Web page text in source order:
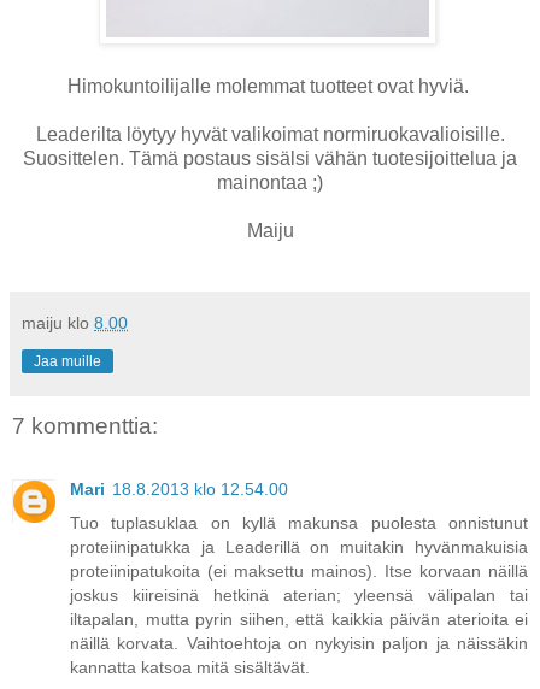
Himokuntoilijalle molemmat tuotteet ovat hyviä.
Leaderilta löytyy hyvät valikoimat normiruokavalioisille.
Suosittelen. Tämä postaus sisälsi vähän tuotesijoittelua ja
mainontaa ;)
Maiju
maiju klo 8.00
Jaa muille
7 kommenttia:
Mari 18.8.2013 klo 12.54.00
Tuo tuplasuklaa on kyllä makunsa puolesta onnistunut
proteiinipatukka ja Leaderillä on muitakin hyvänmakuisia
proteiinipatukoita (ei maksettu mainos). Itse korvaan näillä
joskus kiireisinä hetkinä aterian; yleensä välipalan tai
iltapalan, mutta pyrin siihen, että kaikkia päivän aterioita ei
näillä korvata. Vaihtoehtoja on nykyisin paljon ja näissäkin
kannatta katsoa mitä sisältävät.